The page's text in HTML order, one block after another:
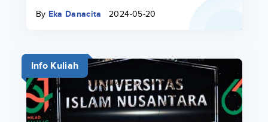
By Eka Danacita 2024-05-20
Info Kuliah